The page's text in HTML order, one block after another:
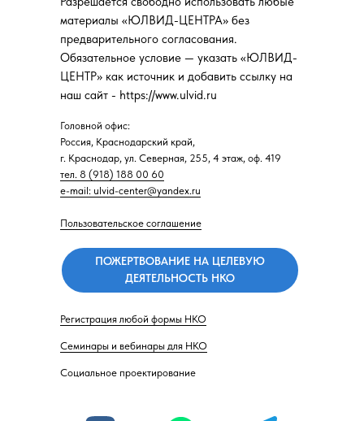
Регистрация любой формы НКО
Семинары и вебинары для НКО
Социальное проектирование
Головной офис:
Россия, Краснодарский край,
г. Краснодар, ул. Северная, 255, 4 этаж, оф. 419
тел. 8 (918) 188 00 60
e-mail: ulvid-center@yandex.ru
Пользовательское соглашение
материалы «ЮЛВИД-ЦЕНТРА» без
предварительного согласования.
Обязательное условие — указать «ЮЛВИД-
ЦЕНТР» как источник и добавить ссылку на
наш сайт - https://www.ulvid.ru
ПОЖЕРТВОВАНИЕ НА ЦЕЛЕВУЮ
ДЕЯТЕЛЬНОСТЬ НКО